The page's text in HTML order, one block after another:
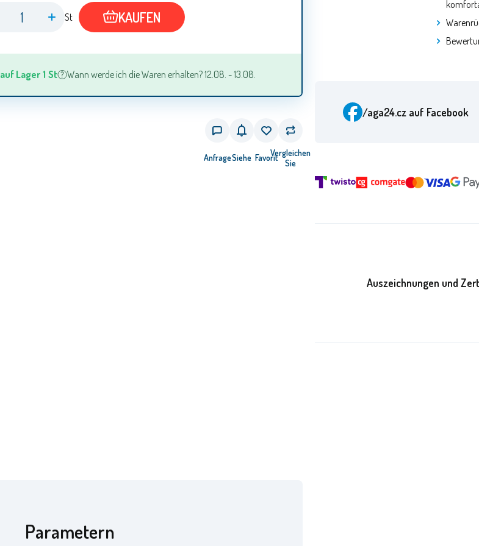
St KAUFEN
auf Lager 1 St Wann werde ich die Waren erhalten? 12.08. - 13.08.
AnfrageSiehe FavoritVergleichen
Sie
Parametern
/aga24.cz auf Facebook
Auszeichnungen und